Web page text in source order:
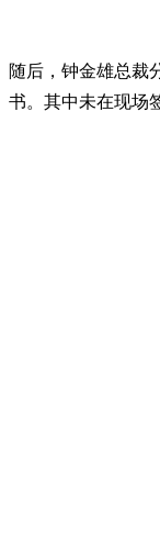
随后，钟金雄总裁
书。其中未在现场